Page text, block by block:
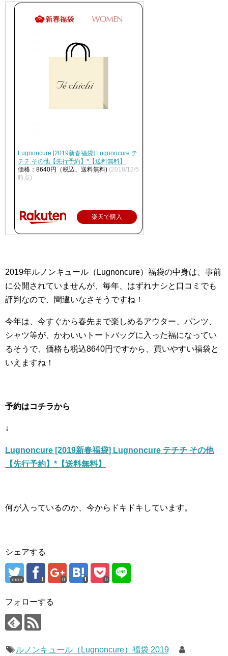
Lugnoncure [2019新春福袋] Lugnoncure テ
チチ その他【先行予約】*【送料無料】
価格：8640円（税込、送料無料) (2018/12/5
時点)
楽天で購入
2019年ルノンキュール（Lugnoncure）福袋の中身は、事前
に公開されていませんが、毎年、はずれナシと口コミでも
評判なので、間違いなさそうですね！
今年は、今すぐから春先まで楽しめるアウター、パンツ、
シャツ等が、かわいいトートバッグに入った福になってい
るそうで、価格も税込8640円ですから、買いやすい福袋と
いえますね！
予約はコチラから
↓
Lugnoncure [2019新春福袋] Lugnoncure テチチ その他
【先行予約】*【送料無料】
何が入っているのか、今からドキドキしています。
シェアする
error 0 0
フォローする
ルノンキュール（Lugnoncure）福袋 2019